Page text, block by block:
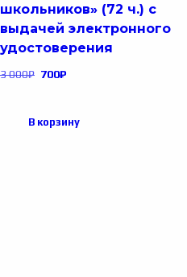
школьников» (72 ч.) с
выдачей электронного
удостоверения
3 000₽ 700₽
В корзину